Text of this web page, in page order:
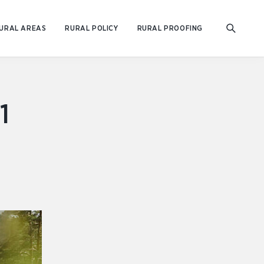
AREAS RURAL POLICY RURAL PROOFING